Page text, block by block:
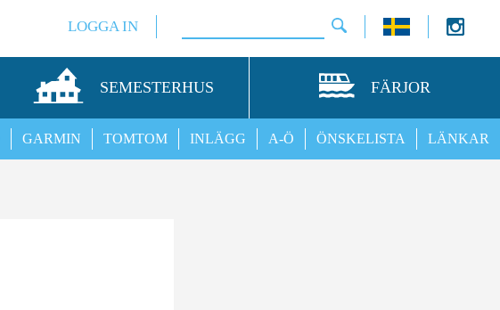
LOGGA IN
SEMESTERHUS FÄRJOR
LÄNKAR
ÖNSKELISTA
A-Ö
INLÄGG
TOMTOM
GARMIN